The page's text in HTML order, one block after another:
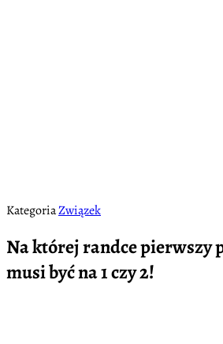
KategoriaZwiązek
Na której randce pierwszy
musi być na 1 czy 2!